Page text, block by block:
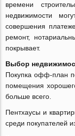
времени
недвижимости
совершения
ремонт,
покрывает.
Выбор
Покупка oфф-план
помещения
больше всего.
Пентхаусы и
среди покупателей